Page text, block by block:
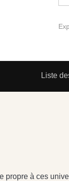
Liste
propre à ces